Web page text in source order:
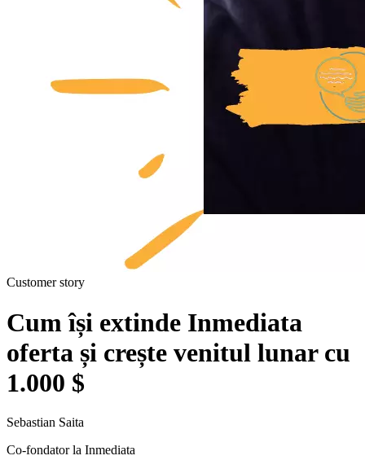
Customer story
Cum își extinde Inmediata
oferta și crește venitul lunar cu
1.000 $
Sebastian Saita
Co-fondator la Inmediata